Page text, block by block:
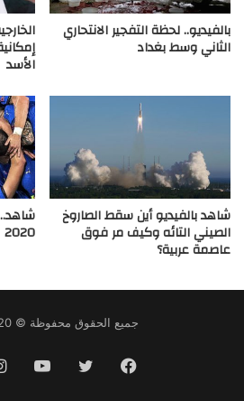
بالفيديو.. لحظة التفجير الانتحاري
الثاني وسط بغداد
الأسد
شاهد بالفيديو أين سقط الصاروخ
الصيني التائه وكيف مر فوق
عاصمة عربية؟
شاهد..
2020
جميع الحقوق محفوظة © 2020 الوكالة
فيسبوك تويتر